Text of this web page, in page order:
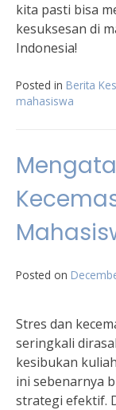
kita pasti bisa
kesuksesan di
Indonesia!
Posted in Berita
mahasiswa
Posted on
Stres dan
seringkali
kesibukan
ini sebenarnya
strategi efektif.